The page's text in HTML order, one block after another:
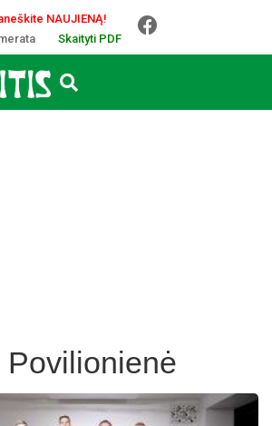
NAUJIENĄ!
Skaityti PDF
Povilionienė